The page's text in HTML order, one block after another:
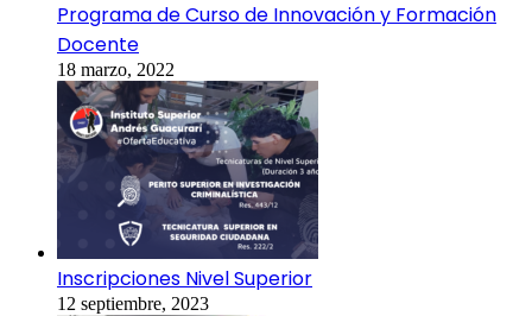
Programa de Curso de Innovación y Formación
Docente
18 marzo, 2022
Inscripciones Nivel Superior
12 septiembre, 2023